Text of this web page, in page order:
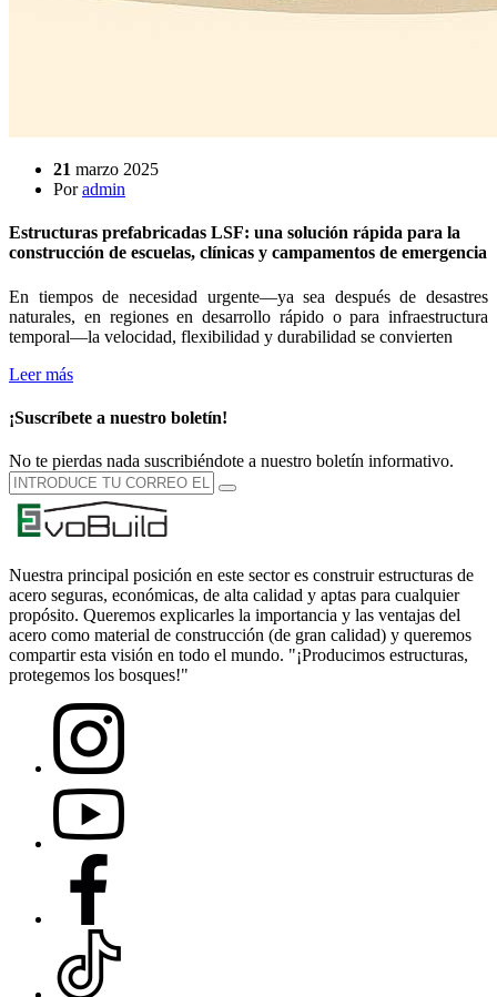
21 marzo 2025
Poradmin
Estructuras prefabricadas LSF: una solución rápida para la
construcción de escuelas, clínicas y campamentos de emergencia
En tiempos de necesidad urgente—ya sea después de desastres
naturales, en regiones en desarrollo rápido o para infraestructura
temporal—la velocidad, flexibilidad y durabilidad se convierten
Leer más
¡Suscríbete a nuestro boletín!
No te pierdas nada suscribiéndote a nuestro boletín informativo.
Nuestra principal posición en este sector es construir estructuras de
acero seguras, económicas, de alta calidad y aptas para cualquier
propósito. Queremos explicarles la importancia y las ventajas del
acero como material de construcción (de gran calidad) y queremos
compartir esta visión en todo el mundo. "¡Producimos estructuras,
protegemos los bosques!"